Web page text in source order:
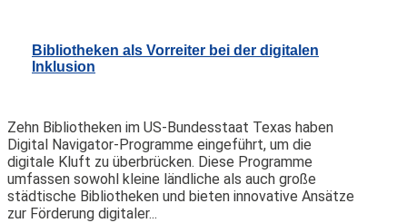
Bibliotheken als Vorreiter bei der digitalen
Inklusion
Zehn Bibliotheken im US-Bundesstaat Texas haben
Digital Navigator-Programme eingeführt, um die
digitale Kluft zu überbrücken. Diese Programme
umfassen sowohl kleine ländliche als auch große
städtische Bibliotheken und bieten innovative Ansätze
zur Förderung digitaler...